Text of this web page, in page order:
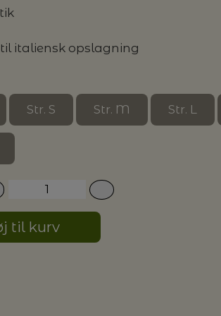
italiensk opslagning
Str. S Str. M Str. L
til kurv